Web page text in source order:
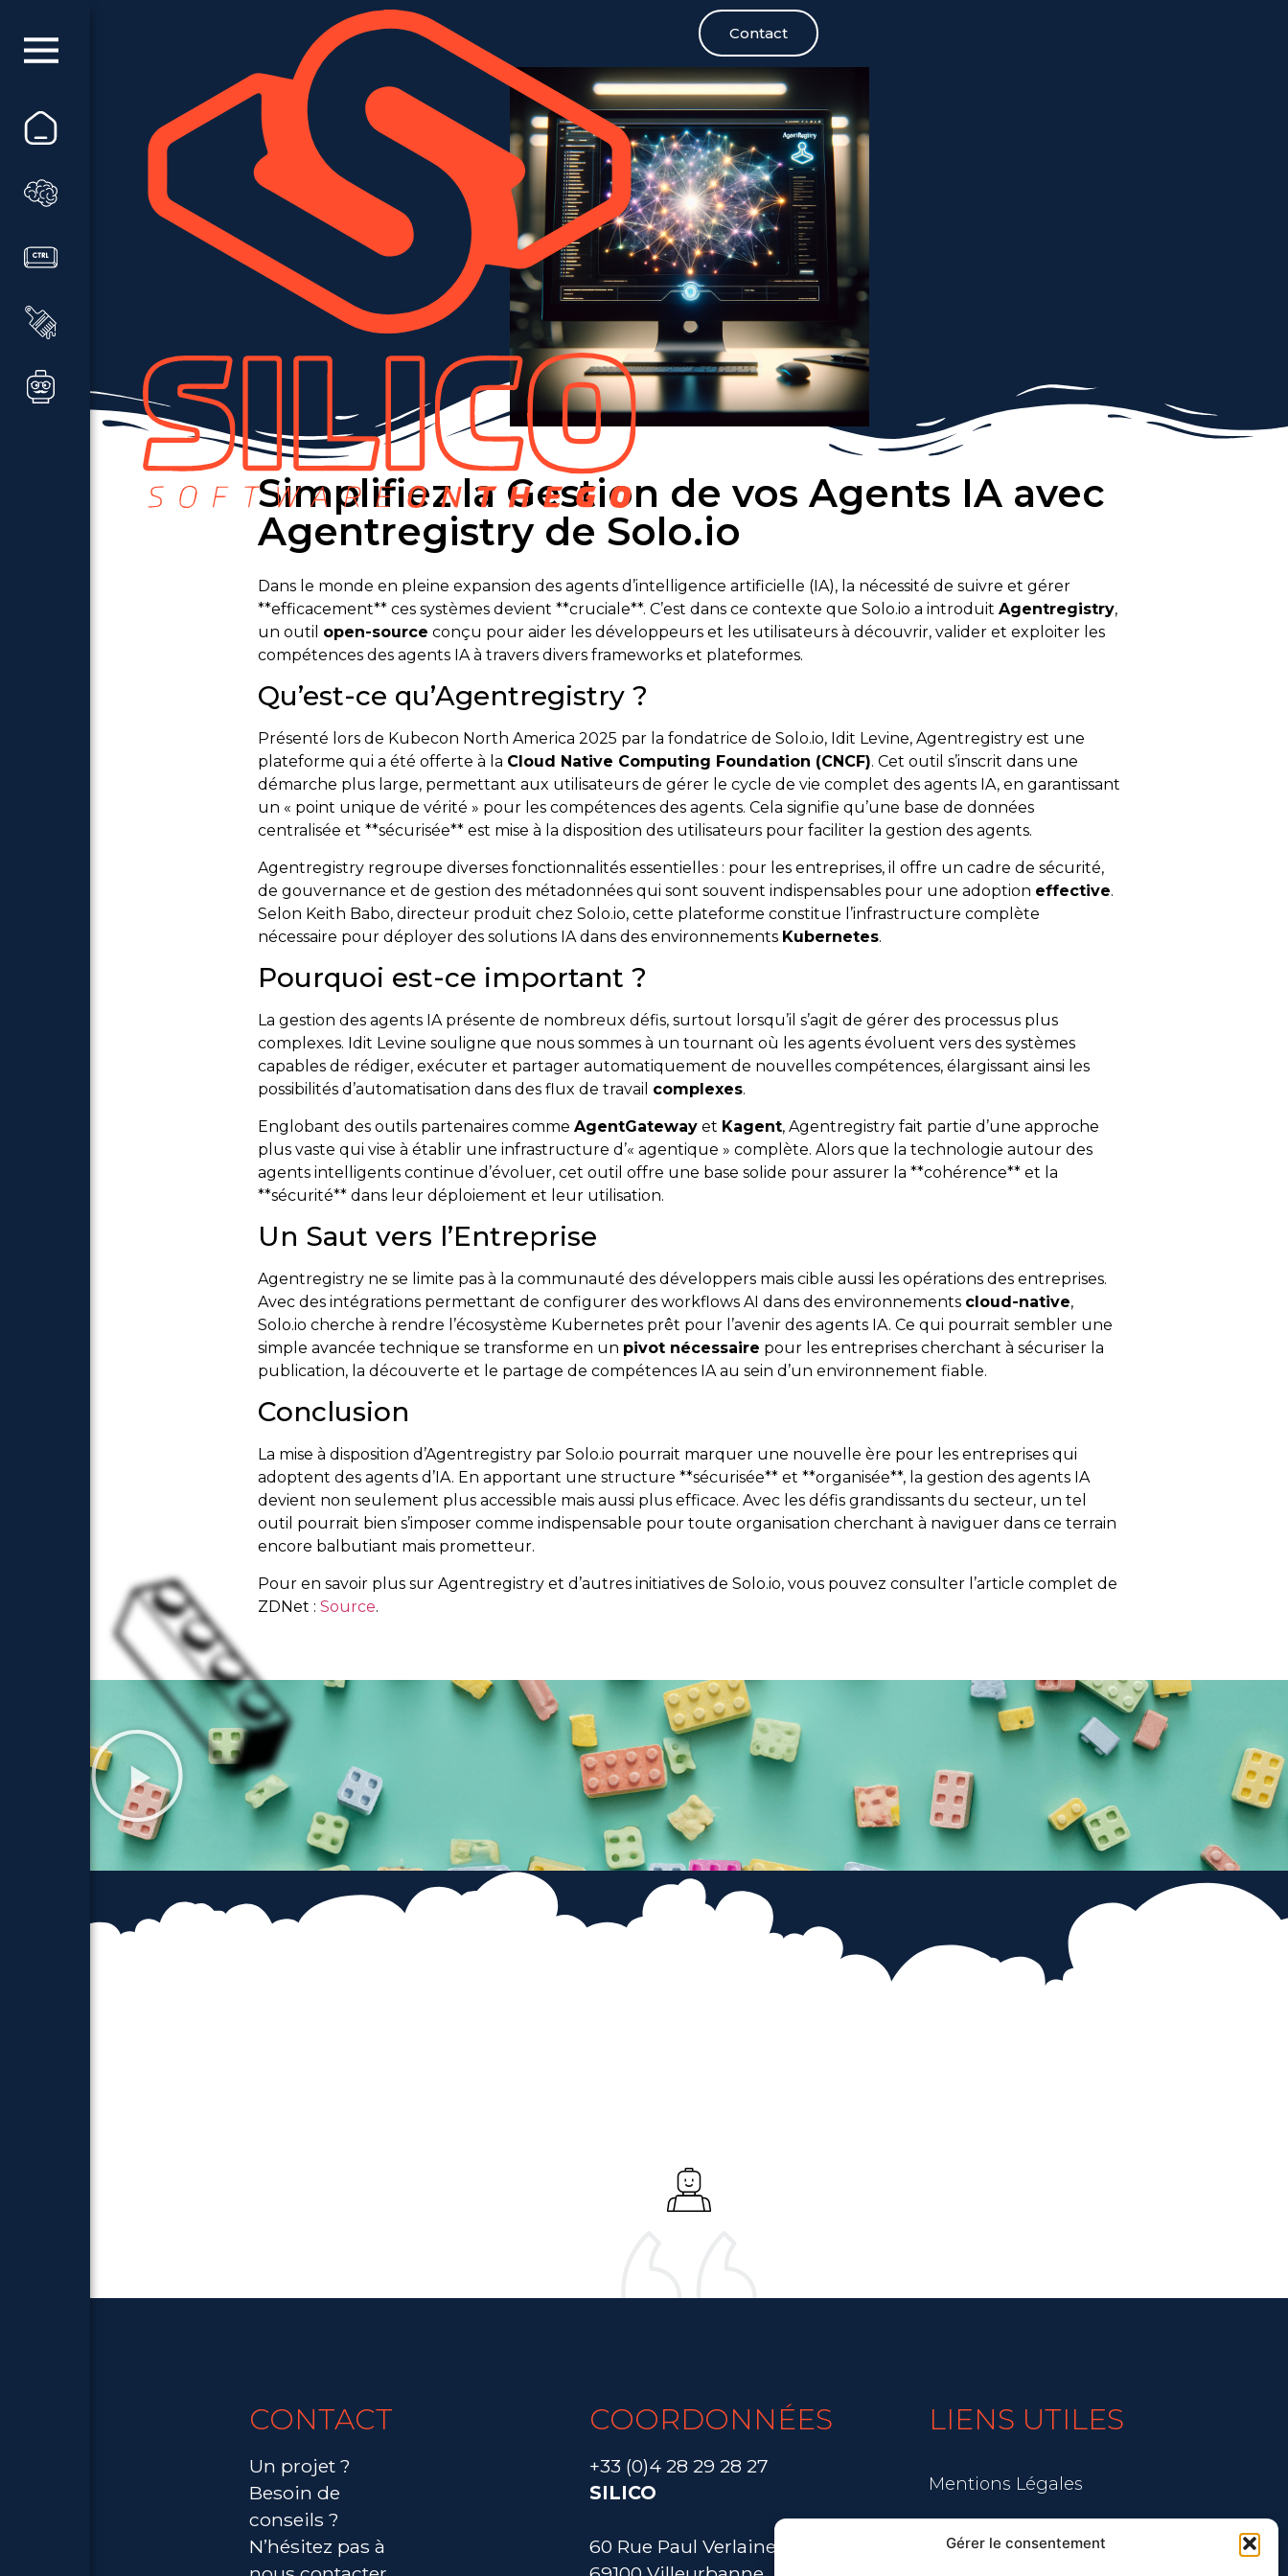
Gérer le consentement
Contact
Simplifiez la Gestion de vos Agents IA avec
Agentregistry de Solo.io
Dans le monde en pleine expansion des agents d’intelligence artificielle (IA), la nécessité de suivre et gérer
**efficacement** ces systèmes devient **cruciale**. C’est dans ce contexte que Solo.io a introduit Agentregistry,
un outil open-source conçu pour aider les développeurs et les utilisateurs à découvrir, valider et exploiter les
compétences des agents IA à travers divers frameworks et plateformes.
Qu’est-ce qu’Agentregistry ?
Présenté lors de Kubecon North America 2025 par la fondatrice de Solo.io, Idit Levine, Agentregistry est une
plateforme qui a été offerte à la Cloud Native Computing Foundation (CNCF). Cet outil s’inscrit dans une
démarche plus large, permettant aux utilisateurs de gérer le cycle de vie complet des agents IA, en garantissant
un « point unique de vérité » pour les compétences des agents. Cela signifie qu’une base de données
centralisée et **sécurisée** est mise à la disposition des utilisateurs pour faciliter la gestion des agents.
Agentregistry regroupe diverses fonctionnalités essentielles : pour les entreprises, il offre un cadre de sécurité,
de gouvernance et de gestion des métadonnées qui sont souvent indispensables pour une adoption effective.
Selon Keith Babo, directeur produit chez Solo.io, cette plateforme constitue l’infrastructure complète
nécessaire pour déployer des solutions IA dans des environnements Kubernetes.
Pourquoi est-ce important ?
La gestion des agents IA présente de nombreux défis, surtout lorsqu’il s’agit de gérer des processus plus
complexes. Idit Levine souligne que nous sommes à un tournant où les agents évoluent vers des systèmes
capables de rédiger, exécuter et partager automatiquement de nouvelles compétences, élargissant ainsi les
possibilités d’automatisation dans des flux de travail complexes.
Englobant des outils partenaires comme AgentGateway et Kagent, Agentregistry fait partie d’une approche
plus vaste qui vise à établir une infrastructure d’« agentique » complète. Alors que la technologie autour des
agents intelligents continue d’évoluer, cet outil offre une base solide pour assurer la **cohérence** et la
**sécurité** dans leur déploiement et leur utilisation.
Un Saut vers l’Entreprise
Agentregistry ne se limite pas à la communauté des développers mais cible aussi les opérations des entreprises.
Avec des intégrations permettant de configurer des workflows AI dans des environnements cloud-native,
Solo.io cherche à rendre l’écosystème Kubernetes prêt pour l’avenir des agents IA. Ce qui pourrait sembler une
simple avancée technique se transforme en un pivot nécessaire pour les entreprises cherchant à sécuriser la
publication, la découverte et le partage de compétences IA au sein d’un environnement fiable.
Conclusion
La mise à disposition d’Agentregistry par Solo.io pourrait marquer une nouvelle ère pour les entreprises qui
adoptent des agents d’IA. En apportant une structure **sécurisée** et **organisée**, la gestion des agents IA
devient non seulement plus accessible mais aussi plus efficace. Avec les défis grandissants du secteur, un tel
outil pourrait bien s’imposer comme indispensable pour toute organisation cherchant à naviguer dans ce terrain
encore balbutiant mais prometteur.
Pour en savoir plus sur Agentregistry et d’autres initiatives de Solo.io, vous pouvez consulter l’article complet de
ZDNet : Source.
CONTACT
Un projet ?
Besoin de
conseils ?
N’hésitez pas à
COORDONNÉES
+33 (0)4 28 29 28 27
SILICO
60 Rue Paul Verlaine
LIENS UTILES
Mentions Légales